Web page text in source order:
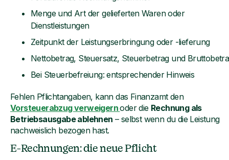
Menge und Art der gelieferten Waren oder
Dienstleistungen
Zeitpunkt der Leistungserbringung oder -lieferung
Nettobetrag, Steuersatz, Steuerbetrag und
Bei Steuerbefreiung: entsprechender Hinweis
Fehlen Pflichtangaben, kann das Finanzamt den
Vorsteuerabzug verweigernoder die Rechnung als
Betriebsausgabe ablehnen – selbst wenn du die Leistung
nachweislich bezogen hast.
E-Rechnungen: die neue Pflicht